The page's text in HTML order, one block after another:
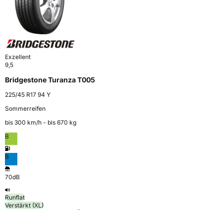
Exzellent
9,5
Bridgestone Turanza T005
225/45 R17 94 Y
Sommerreifen
bis 300 km⁠/⁠h - bis 670 kg
B
B
70dB
Runflat
Verstärkt (XL)